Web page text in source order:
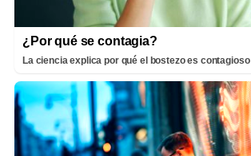
¿Por qué se contagia?
La ciencia explica por qué el bostezo es contagioso